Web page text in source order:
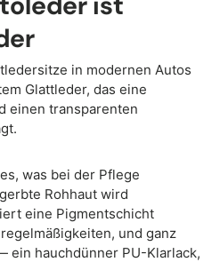
in modernen Autos
Glattleder, das eine
einen transparenten
was bei der Pflege
Rohhaut wird
eine Pigmentschicht
und ganz
ein hauchdünner PU-Klarlack,